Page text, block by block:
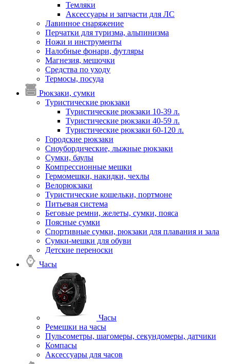
Темляки
Аксессуары и запчасти для ЛС
Лавинное снаряжение
Перчатки для туризма, альпинизма
Ножи и инструменты
Налобные фонари, футляры
Магнезия, мешочки
Средства по уходу
Термосы, посуда
Рюкзаки, сумки
Туристические рюкзаки
Туристические рюкзаки 10-39 л.
Туристические рюкзаки 40-59 л.
Туристические рюкзаки 60-120 л.
Городские рюкзаки
Сноубордические, лыжные рюкзаки
Сумки, баулы
Компрессионные мешки
Гермомешки, накидки, чехлы
Велорюкзаки
Туристические кошельки, портмоне
Питьевая система
Беговые ремни, желеты, сумки, пояса
Поясные сумки
Спортивные сумки, рюкзаки для плавания и зала
Сумки-мешки для обуви
Детские переноски
Часы
Часы
Ремешки на часы
Пульсометры, шагомеры, секундомеры, датчики
Компасы
Аксессуары для часов